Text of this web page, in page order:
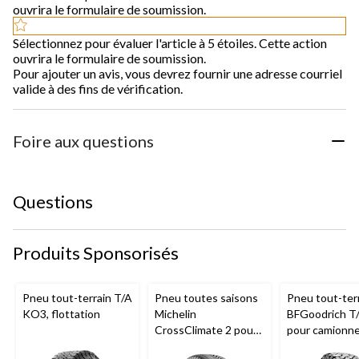
ouvrira le formulaire de soumission.
Sélectionnez pour évaluer l'article à 5 étoiles. Cette action
ouvrira le formulaire de soumission.
Pour ajouter un avis, vous devrez fournir une adresse courriel
valide à des fins de vérification.
Foire aux questions
Questions
Produits Sponsorisés
Pneu tout-terrain T/A
KO3, flottation
Pneu toutes saisons
Michelin
CrossClimate 2 pour
Pneu tout-
BFGoodrich
pour